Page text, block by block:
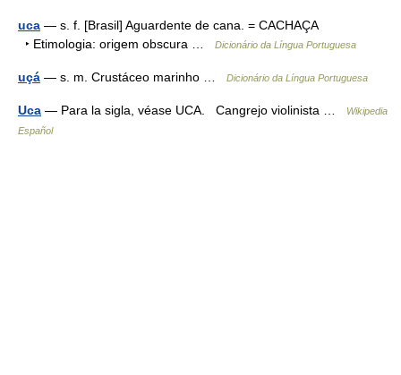
uca — s. f. [Brasil] Aguardente de cana. = CACHAÇA
‣ Etimologia: origem obscura …
Dicionário da Língua Portuguesa
uçá — s. m. Crustáceo marinho … Dicionário da Língua Portuguesa
Uca — Para la sigla, véase UCA. Cangrejo violinista …
Wikipedia
Español